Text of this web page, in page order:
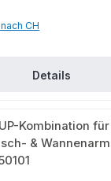
mikrobiologisch
von 0 bis 60 °C. Mit
CH
Details